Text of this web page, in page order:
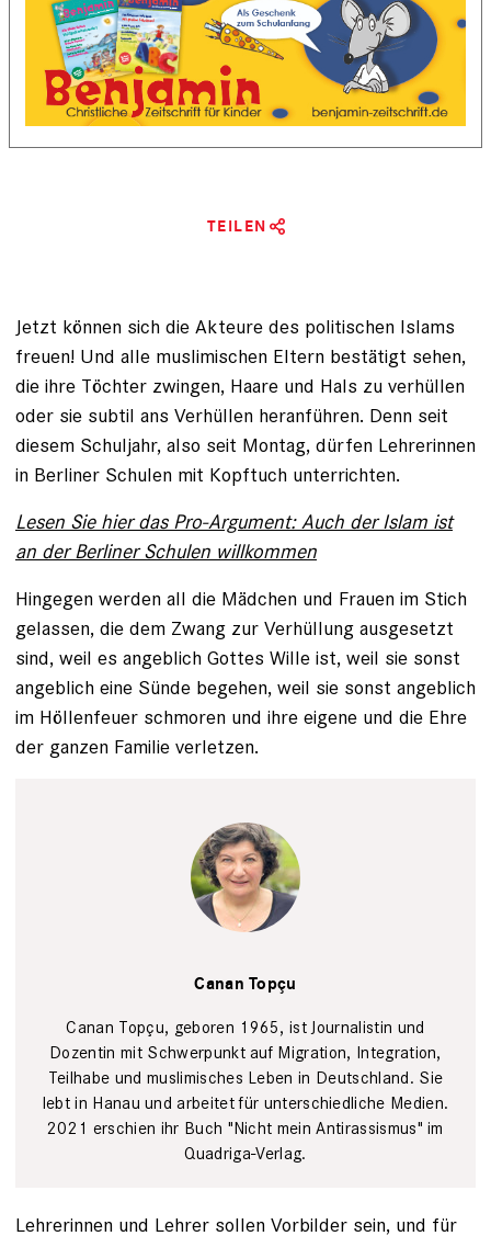
TEILEN
Jetzt können sich die Akteure des politischen Islams
freuen! Und alle muslimischen Eltern bestätigt sehen,
die ihre Töchter zwingen, Haare und Hals zu verhüllen
oder sie subtil ans Verhüllen heranführen. Denn seit
diesem Schuljahr, also seit Montag, dürfen Lehrerinnen
in Berliner Schulen mit Kopftuch unterrichten.
Lesen Sie hier das Pro-Argument: Auch der Islam ist
an der Berliner Schulen willkommen
Hingegen werden all die Mädchen und Frauen im Stich
gelassen, die dem Zwang zur Verhüllung ausgesetzt
sind, weil es angeblich Gottes Wille ist, weil sie sonst
angeblich eine Sünde begehen, weil sie sonst angeblich
im Höllenfeuer schmoren und ihre eigene und die Ehre
der ganzen Familie verletzen.
Canan Topçu
Canan Topçu, geboren 1965, ist Journalistin und
Dozentin mit Schwerpunkt auf Migration, Integration,
Teilhabe und muslimisches Leben in Deutschland. Sie
lebt in Hanau und arbeitet für unterschiedliche Medien.
2021 erschien ihr Buch "Nicht mein Antirassismus" im
Quadriga-Verlag.
Lehrerinnen und Lehrer sollen Vorbilder sein, und für